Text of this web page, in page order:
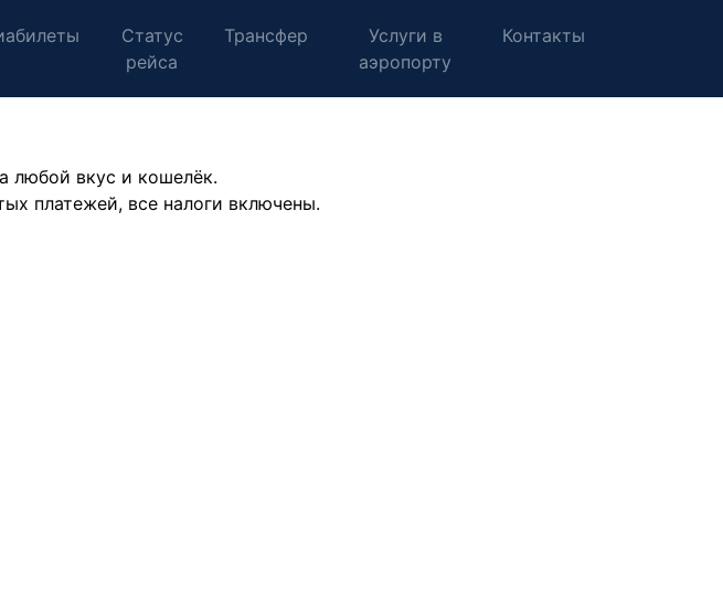
Статус
рейса
Трансфер
Услуги в
аэропорту
Контакты
любой вкус и кошелёк.
платежей, все налоги включены.